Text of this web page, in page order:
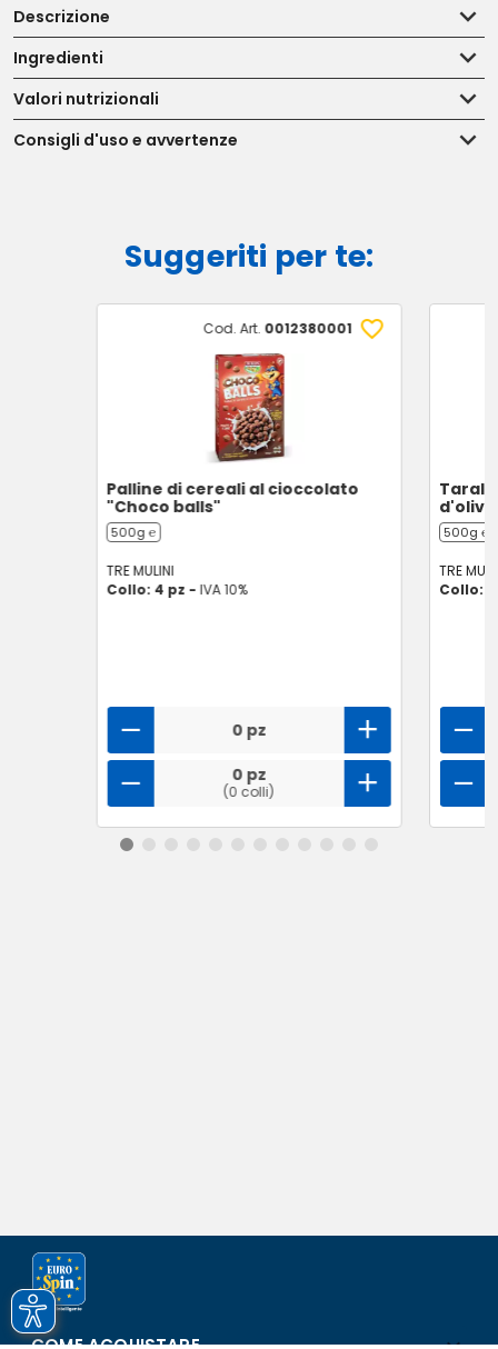
Descrizione
Ingredienti
Valori nutrizionali
Consigli d'uso e avvertenze
Suggeriti per te:
Cod. Art. 0012380001
Palline di cereali al cioccolato
"Choco balls"
500g ℮
TRE MULINI
Collo: 4 pz - IVA 10%
0 pz
0 pz
(0 colli)
Taralli
d'oliva
500g ℮
TRE
Collo: